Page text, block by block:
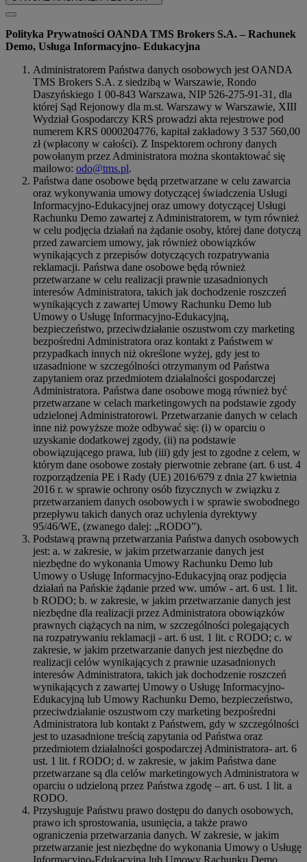
Polityka Prywatności OANDA TMS Brokers S.A. – Rachunek
Demo, Usługa Informacyjno- Edukacyjna
Administratorem Państwa danych osobowych jest OANDA
TMS Brokers S.A. z siedzibą w Warszawie, Rondo
Daszyńskiego 1 00-843 Warszawa, NIP 526-275-91-31, dla
której Sąd Rejonowy dla m.st. Warszawy w Warszawie, XIII
Wydział Gospodarczy KRS prowadzi akta rejestrowe pod
numerem KRS 0000204776, kapitał zakładowy 3 537 560,00
zł (wpłacony w całości). Z Inspektorem ochrony danych
powołanym przez Administratora można skontaktować się
mailowo: odo@tms.pl.
Państwa dane osobowe będą przetwarzane w celu zawarcia
oraz wykonywania umowy dotyczącej świadczenia Usługi
Informacyjno-Edukacyjnej oraz umowy dotyczącej Usługi
Rachunku Demo zawartej z Administratorem, w tym również
w celu podjęcia działań na żądanie osoby, której dane dotyczą
przed zawarciem umowy, jak również obowiązków
wynikających z przepisów dotyczących rozpatrywania
reklamacji. Państwa dane osobowe będą również
przetwarzane w celu realizacji prawnie uzasadnionych
interesów Administratora, takich jak dochodzenie roszczeń
wynikających z zawartej Umowy Rachunku Demo lub
Umowy o Usługę Informacyjno-Edukacyjną,
bezpieczeństwo, przeciwdziałanie oszustwom czy marketing
bezpośredni Administratora oraz kontakt z Państwem w
przypadkach innych niż określone wyżej, gdy jest to
uzasadnione w szczególności otrzymanym od Państwa
zapytaniem oraz przedmiotem działalności gospodarczej
Administratora. Państwa dane osobowe mogą również być
przetwarzane w celach marketingowych na podstawie zgody
udzielonej Administratorowi. Przetwarzanie danych w celach
inne niż powyższe może odbywać się: (i) w oparciu o
uzyskanie dodatkowej zgody, (ii) na podstawie
obowiązującego prawa, lub (iii) gdy jest to zgodne z celem, w
którym dane osobowe zostały pierwotnie zebrane (art. 6 ust. 4
rozporządzenia PE i Rady (UE) 2016/679 z dnia 27 kwietnia
2016 r. w sprawie ochrony osób fizycznych w związku z
przetwarzaniem danych osobowych i w sprawie swobodnego
przepływu takich danych oraz uchylenia dyrektywy
95/46/WE, (zwanego dalej: „RODO”).
Podstawą prawną przetwarzania Państwa danych osobowych
jest: a. w zakresie, w jakim przetwarzanie danych jest
niezbędne do wykonania Umowy Rachunku Demo lub
Umowy o Usługę Informacyjno-Edukacyjną oraz podjęcia
działań na Pańskie żądanie przed ww. umów - art. 6 ust. 1 lit.
b RODO; b. w zakresie, w jakim przetwarzanie danych jest
niezbędne dla realizacji przez Administratora obowiązków
prawnych ciążących na nim, w szczególności polegających
na rozpatrywaniu reklamacji - art. 6 ust. 1 lit. c RODO; c. w
zakresie, w jakim przetwarzanie danych jest niezbędne do
realizacji celów wynikających z prawnie uzasadnionych
interesów Administratora, takich jak dochodzenie roszczeń
wynikających z zawartej Umowy o Usługę Informacyjno-
Edukacyjną lub Umowy Rachunku Demo, bezpieczeństwo,
przeciwdziałanie oszustwom czy marketing bezpośredni
Administratora lub kontakt z Państwem, gdy w szczególności
jest to uzasadnione treścią zapytania od Państwa oraz
przedmiotem działalności gospodarczej Administratora- art. 6
ust. 1 lit. f RODO; d. w zakresie, w jakim Państwa dane
przetwarzane są dla celów marketingowych Administratora w
oparciu o udzieloną przez Państwa zgodę – art. 6 ust. 1 lit. a
RODO.
Przysługuje Państwu prawo dostępu do danych osobowych,
prawo ich sprostowania, usunięcia, a także prawo
ograniczenia przetwarzania danych. W zakresie, w jakim
przetwarzanie jest niezbędne do wykonania Umowy o Usługę
Informacyjno-Edukacyjną lub Umowy Rachunku Demo,